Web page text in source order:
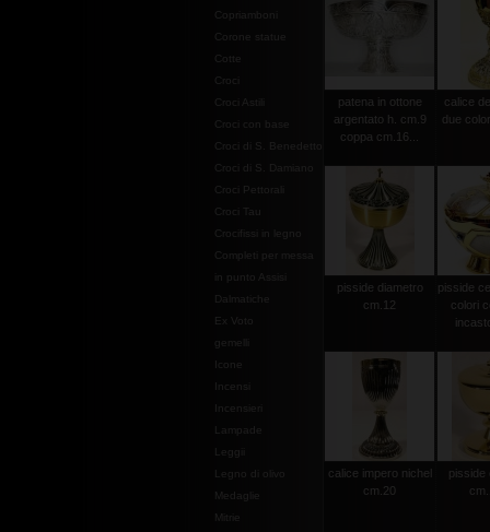
Copriamboni
Corone statue
Cotte
Croci
Croci Astili
Croci con base
Croci di S. Benedetto
Croci di S. Damiano
Croci Pettorali
Croci Tau
Crocifissi in legno
Completi per messa
in punto Assisi
Dalmatiche
Ex Voto
gemelli
Leggii
Legno di olivo
Medaglie
Mitrie
patena in ottone
argentato h. cm.9
coppa cm.16...
calice
due
pisside diametro
cm.12
pisside
colori
calice impero nichel
cm.20
pisside